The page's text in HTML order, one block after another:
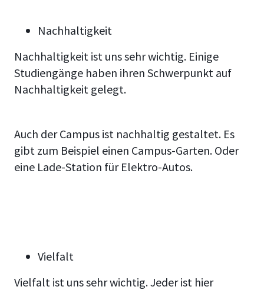
Nachhaltigkeit
Nachhaltigkeit ist uns sehr wichtig. Einige
Studiengänge haben ihren Schwerpunkt auf
Nachhaltigkeit gelegt.
Auch der Campus ist nachhaltig gestaltet. Es
gibt zum Beispiel einen Campus-Garten. Oder
eine Lade-Station für Elektro-Autos.
Vielfalt
Vielfalt ist uns sehr wichtig. Jeder ist hier